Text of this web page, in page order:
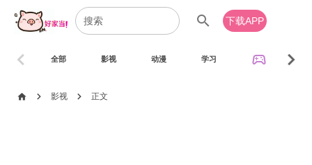
search 下载APP
全部 影视 动漫 学习 sports_esports
chevron_left chevron_right
home chevron_right 影视 chevron_right 正文